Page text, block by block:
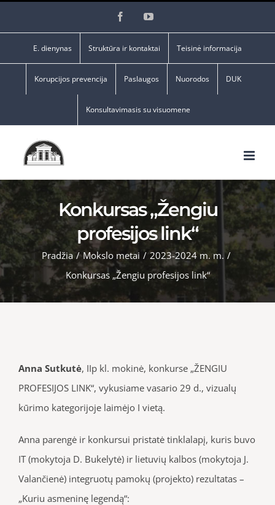
FacebookYouTube
E. dienynas Struktūra ir kontaktai Teisinė informacija
Korupcijos prevencija Paslaugos Nuorodos DUK
Konsultavimasis su visuomene
Konkursas „Žengiu
profesijos link“
Pradžia / Mokslo metai / 2023-2024 m. m. /
Konkursas „Žengiu profesijos link“
Anna Sutkutė, IIp kl. mokinė, konkurse „ŽENGIU
PROFESIJOS LINK“, vykusiame vasario 29 d., vizualų
kūrimo kategorijoje laimėjo I vietą.
Anna parengė ir konkursui pristatė tinklalapį, kuris buvo
IT (mokytoja D. Bukelytė) ir lietuvių kalbos (mokytoja J.
Valančienė) integruotų pamokų (projekto) rezultatas –
„Kuriu asmeninę legendą“: